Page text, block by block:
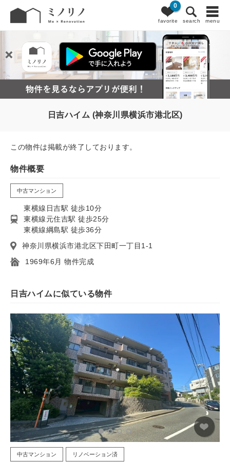
favorite
0
search menu
日吉ハイム (神奈川県横浜市港北区)
この物件は掲載が終了しております。
物件概要
中古マンション
東横線日吉駅 徒歩10分
東横線元住吉駅 徒歩25分
東横線綱島駅 徒歩36分
神奈川県横浜市港北区下田町一丁目1-1
1969年6月 物件完成
日吉ハイムに似ている物件
中古マンション リノベーション済